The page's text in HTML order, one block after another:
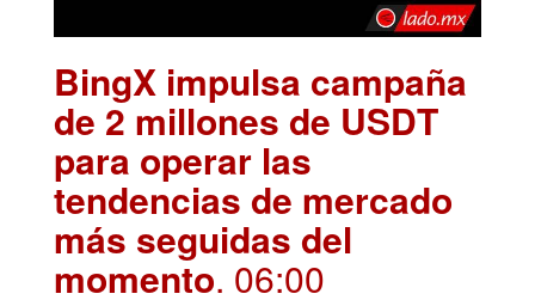
BingX impulsa campaña
de 2 millones de USDT
para operar las
tendencias de mercado
más seguidas del
momento. 06:00